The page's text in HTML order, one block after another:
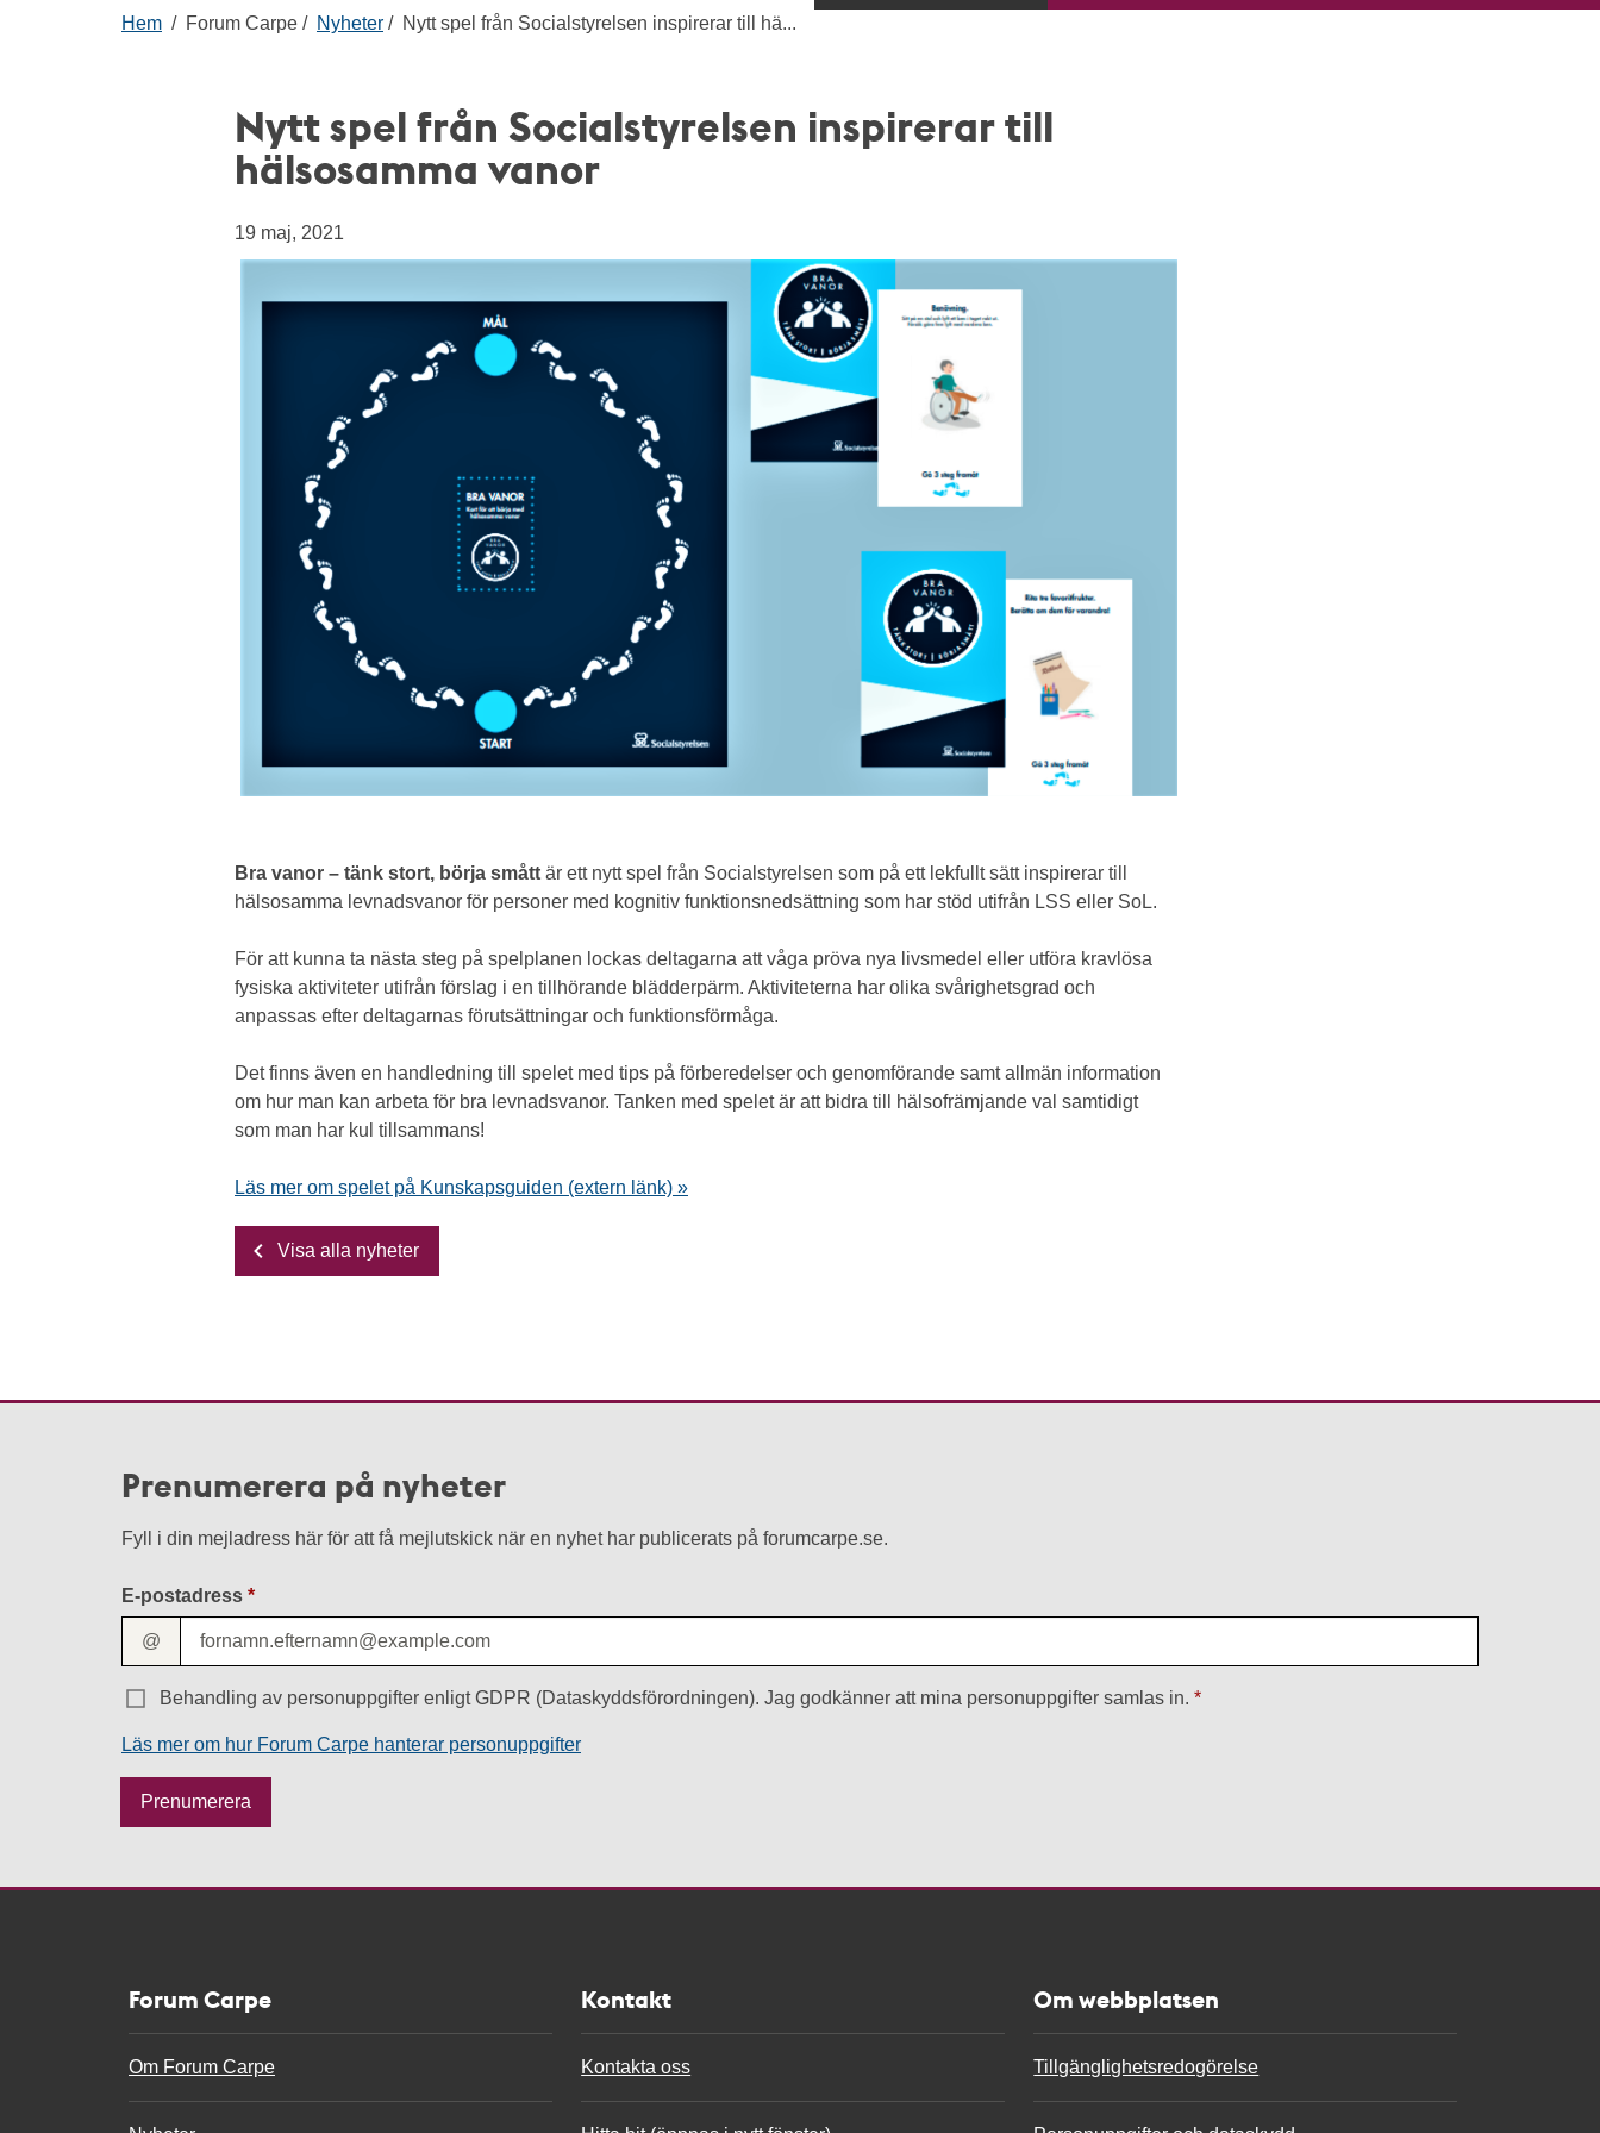
Hem Forum Carpe Nyheter Nytt spel från Socialstyrelsen inspirerar till hä...
Nytt spel från Socialstyrelsen inspirerar till
hälsosamma vanor
19 maj, 2021
Bra vanor – tänk stort, börja smått är ett nytt spel från Socialstyrelsen som på ett lekfullt sätt inspirerar till
hälsosamma levnadsvanor för personer med kognitiv funktionsnedsättning som har stöd utifrån LSS eller SoL.
För att kunna ta nästa steg på spelplanen lockas deltagarna att våga pröva nya livsmedel eller utföra kravlösa
fysiska aktiviteter utifrån förslag i en tillhörande blädderpärm. Aktiviteterna har olika svårighetsgrad och
anpassas efter deltagarnas förutsättningar och funktionsförmåga.
Det finns även en handledning till spelet med tips på förberedelser och genomförande samt allmän information
om hur man kan arbeta för bra levnadsvanor. Tanken med spelet är att bidra till hälsofrämjande val samtidigt
som man har kul tillsammans!
Läs mer om spelet på Kunskapsguiden (extern länk) »
Visa alla nyheter
Prenumerera på nyheter
Fyll i din mejladress här för att få mejlutskick när en nyhet har publicerats på forumcarpe.se.
E-postadress
@
Behandling av personuppgifter enligt GDPR (Dataskyddsförordningen). Jag godkänner att mina personuppgifter samlas in.
Läs mer om hur Forum Carpe hanterar personuppgifter
Prenumerera
Forum Carpe
Om Forum Carpe
Kontakt
Kontakta oss
Om webbplatsen
Tillgänglighetsredogörelse